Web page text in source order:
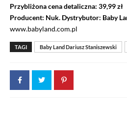
Przybliżona cena detaliczna: 39,99 zł
Producent: Nuk. Dystrybutor: Baby
www.babyland.com.pl
TAGI Baby Land Dariusz Staniszewski